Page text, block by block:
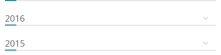
2016
2015